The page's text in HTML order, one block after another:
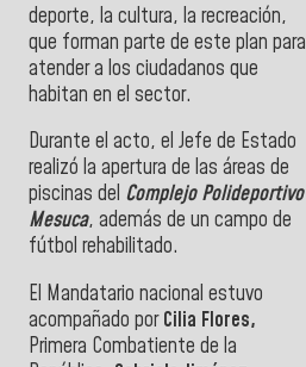
deporte, la cultura, la recreación,
que forman parte de este plan para
atender a los ciudadanos que
habitan en el sector.
Durante el acto, el Jefe de Estado
realizó la apertura de las áreas de
piscinas del Complejo Polideportivo
Mesuca, además de un campo de
fútbol rehabilitado.
El Mandatario nacional estuvo
acompañado porCilia Flores,
Primera Combatiente de la